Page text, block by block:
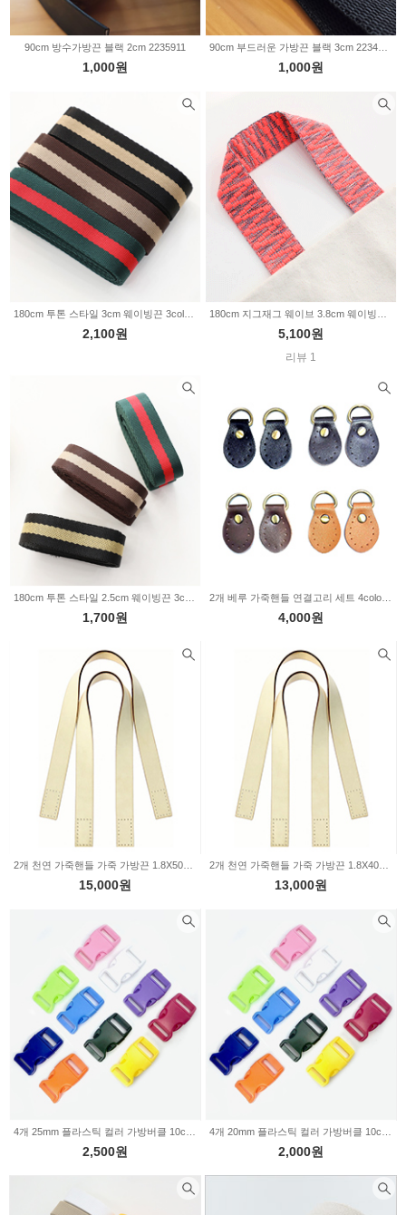
90cm 방수가방끈 블랙 2cm 2235911
1,000원 1,000원
2,100원 5,100원
리뷰 1
180cm 투톤 스타일 2.5cm 웨이빙끈 3color Z2105
1,700원
2개 베루 가죽핸들 연결고리 세트 4color 17-196
4,000원
15,000원 13,000원
2,500원 2,000원